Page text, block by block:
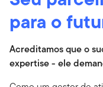
para o
Acreditamos que o
expertise - ele